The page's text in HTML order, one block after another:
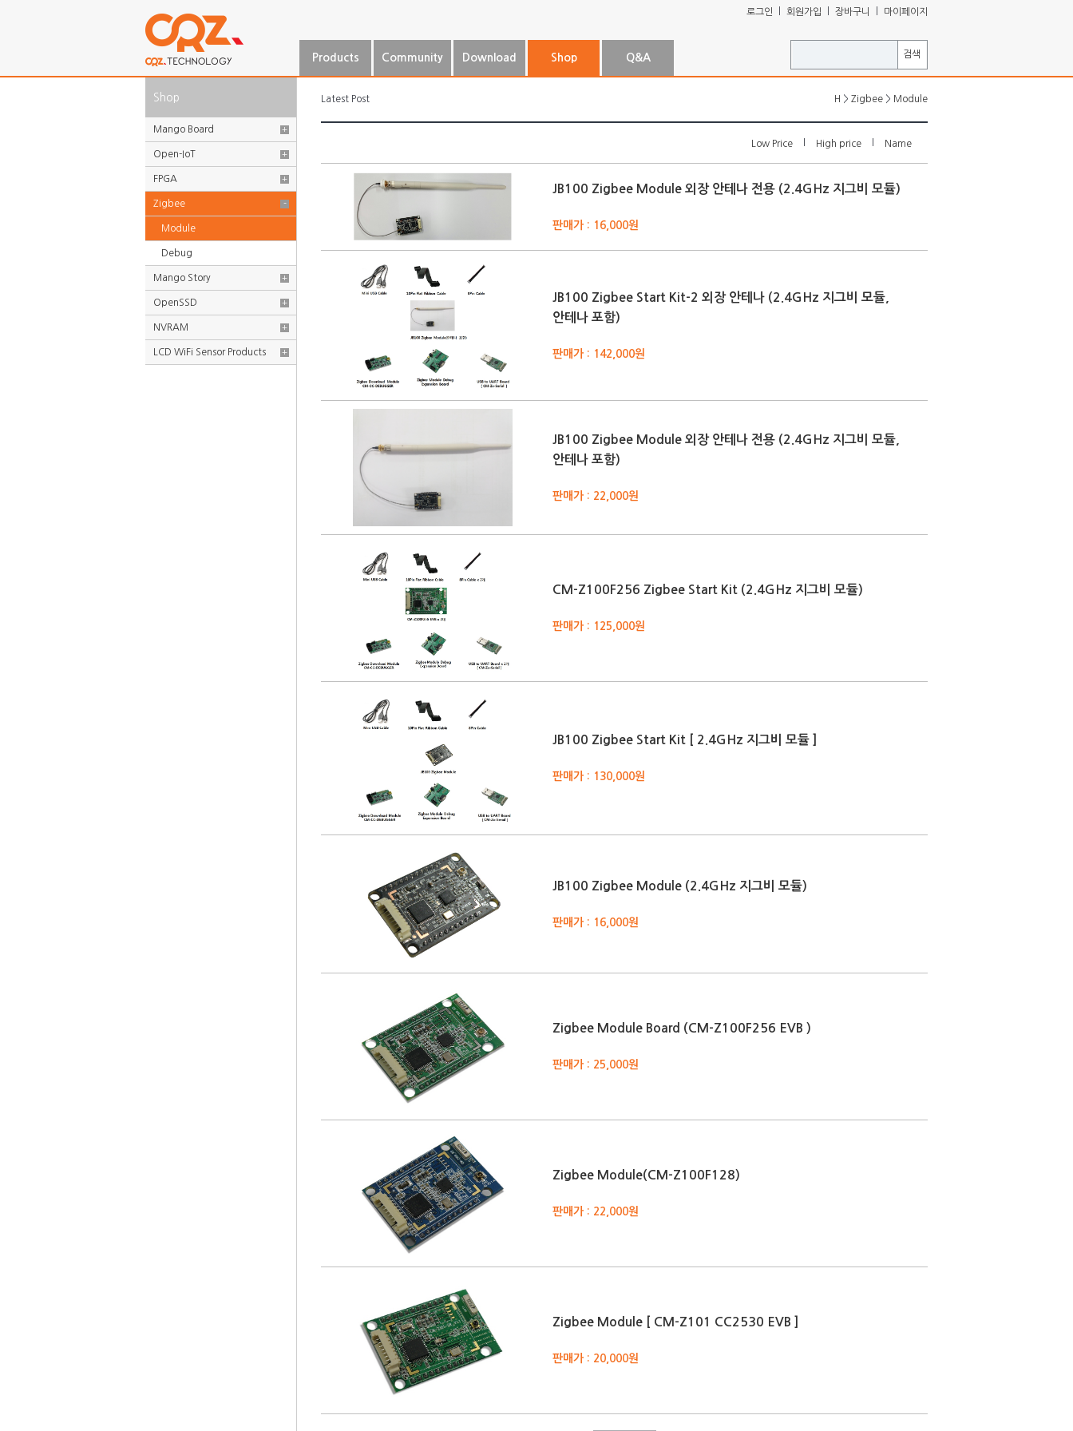
Products Community Download Shop Q&A
로그인 회원가입 장바구니 마이페이지
검색
Shop
+
Mango Board
+
Open-IoT
+
FPGA
-
Zigbee
Module
Debug
+
Mango Story
+
OpenSSD
+
NVRAM
+
LCD WiFi Sensor Products
Latest Post H > Zigbee > Module
Low Price High price Name
JB100 Zigbee Module 외장 안테나 전용 (2.4GHz 지그비 모듈)
판매가 : 16,000원
JB100 Zigbee Start Kit-2 외장 안테나 (2.4GHz 지그비 모듈,
안테나 포함)
판매가 : 142,000원
JB100 Zigbee Module 외장 안테나 전용 (2.4GHz 지그비 모듈,
안테나 포함)
판매가 : 22,000원
CM-Z100F256 Zigbee Start Kit (2.4GHz 지그비 모듈)
판매가 : 125,000원
JB100 Zigbee Start Kit [ 2.4GHz 지그비 모듈 ]
판매가 : 130,000원
JB100 Zigbee Module (2.4GHz 지그비 모듈)
판매가 : 16,000원
Zigbee Module Board (CM-Z100F256 EVB )
판매가 : 25,000원
Zigbee Module(CM-Z100F128)
판매가 : 22,000원
Zigbee Module [ CM-Z101 CC2530 EVB ]
판매가 : 20,000원